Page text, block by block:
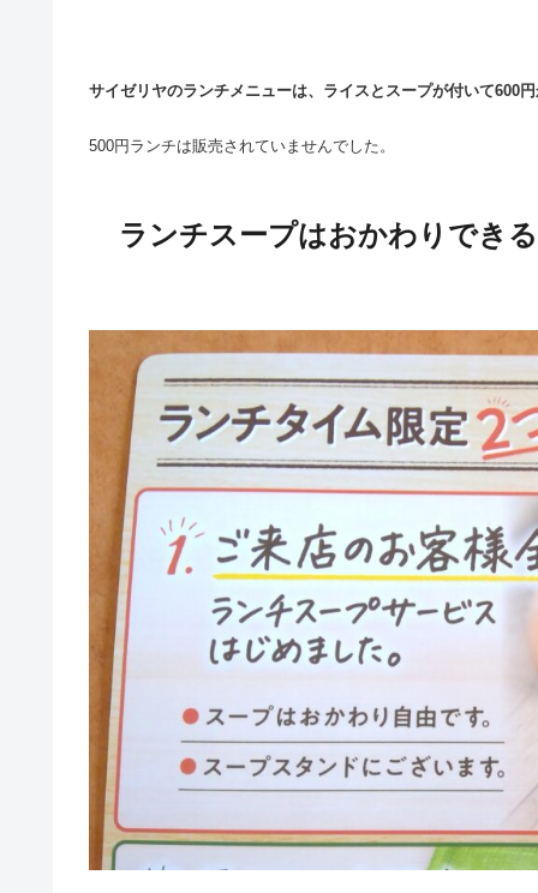
サイゼリヤのランチメニューは、ライスとスープが付いて600
500円ランチは販売されていませんでした。
ランチスープはおかわりでき